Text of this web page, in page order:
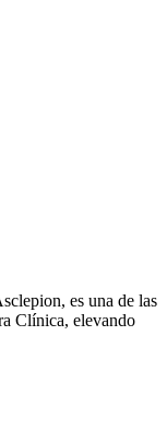
es una de las
Clínica, elevando